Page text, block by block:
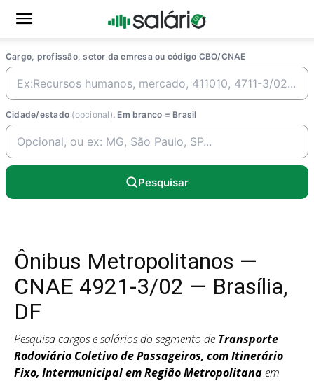
Cargo, profissão, setor da emresa ou código CBO/CNAE
Cidade/estado (opcional). Em branco = Brasil
Pesquisar
Ônibus Metropolitanos —
CNAE 4921-3/02 — Brasília,
DF
Pesquisa cargos e salários do segmento de Transporte
Rodoviário Coletivo de Passageiros, com Itinerário
Fixo, Intermunicipal em Região Metropolitanaem